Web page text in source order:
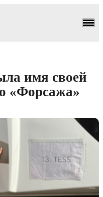
имя своей
«Форсажа»